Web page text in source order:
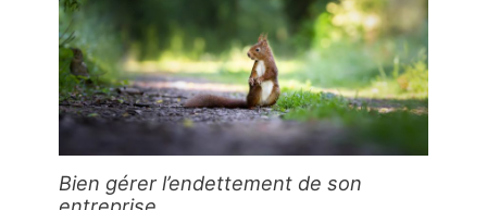
Bien gérer l’endettement de son